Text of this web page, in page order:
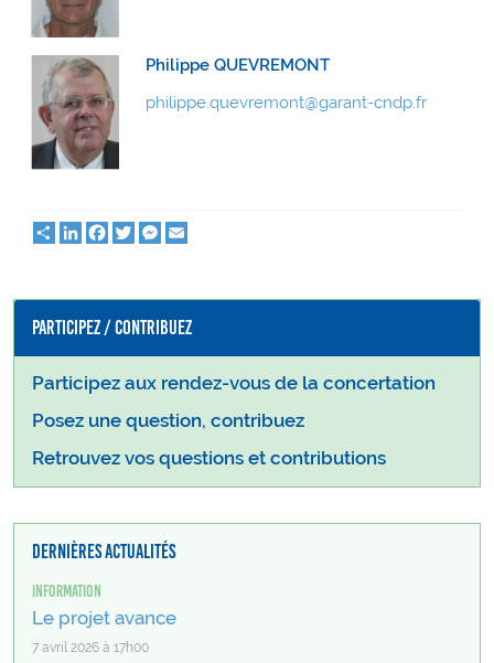
Philippe QUEVREMONT
philippe.quevremont@garant-cndp.fr
Partager
LinkedInFacebook
TwitterMessenger
Participez / Contribuez
Participez aux rendez-vous de la concertation
Posez une question, contribuez
Retrouvez vos questions et contributions
Dernières actualités
Information
Le projet avance
7 avril 2026 à 17h00